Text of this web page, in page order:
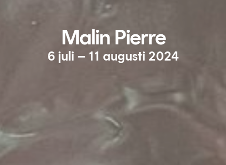
Malin Pierre
6 juli – 11 augusti 2024